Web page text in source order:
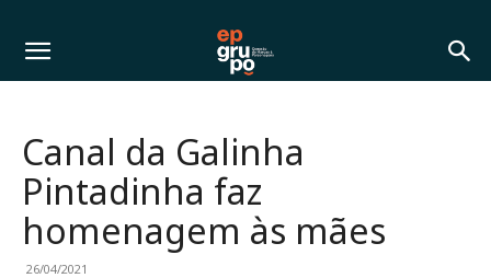
Canal da Galinha
Pintadinha faz
homenagem às mães
26/04/2021